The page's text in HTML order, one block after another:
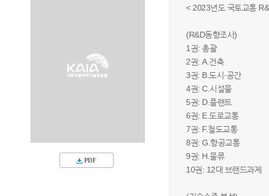
PDF
< 2023년도 국토교통
(R&D동향조사)
1권: 총괄
2권: A.건축
3권: B.도시·공간
4권: C.시설물
5권: D.플랜트
6권: E.도로교통
7권: F.철도교통
8권: G.항공교통
9권: H.물류
10권: 12대 브랜드과제